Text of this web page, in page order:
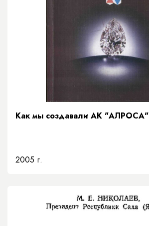
Как мы создавали АК "АЛРОСА"
2005 г.